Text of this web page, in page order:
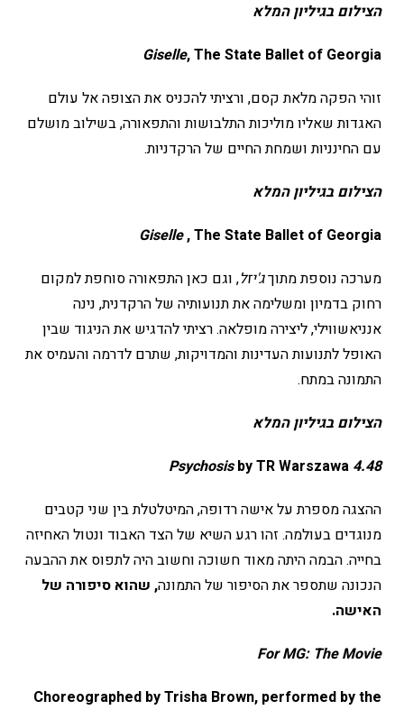
הצילום בגיליון המלא
Giselle, The State Ballet of Georgia
זוהי הפקה מלאת קסם, ורציתי להכניס את הצופה אל עולם
האגדות שאליו מוליכות התלבושות והתפאורה, בשילוב מושלם
עם החינניות ושמחת החיים של הרקדניות.
הצילום בגיליון המלא
Giselle, The State Ballet of Georgia
מערכה נוספת מתוךג'יזל, וגם כאן התפאורה סוחפת למקום
רחוק בדמיון ומשלימה את תנועותיה של הרקדנית, נינה
אנניאשווילי, ליצירה מופלאה. רציתי להדגיש את הניגוד שבין
האופל לתנועות העדינות והמדויקות, שתרם לדרמה והעמיס את
התמונה במתח.
הצילום בגיליון המלא
4.48 Psychosis
by TR Warszawa
ההצגה מספרת על אישה רדופה, המיטלטלת בין שני קטבים
מנוגדים בעולמה. זהו רגע השיא של הצד האבוד ונטול האחיזה
בחייה. הבמה היתה מאוד חשוכה וחשוב היה לתפוס את ההבעה
הנכונה שתספר את הסיפור של התמונה, שהוא סיפורה של
האישה.
For MG: The Movie
Choreographed by Trisha Brown, performed by the